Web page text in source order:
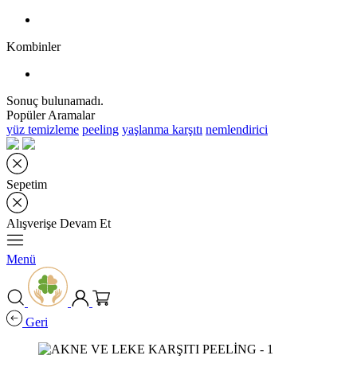
Kombinler
Sonuç bulunamadı.
Popüler Aramalar
yüz temizleme peeling yaşlanma karşıtı nemlendirici
Sepetim
Alışverişe Devam Et
Menü
Geri